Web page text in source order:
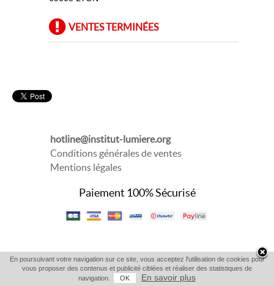
VENTES TERMINÉES
hotline@institut-lumiere.org
Conditions générales de ventes
Mentions légales
Paiement 100% Sécurisé
En poursuivant votre navigation sur ce site, vous acceptez l'utilisation de cookies pour
vous proposer des contenus et publicité ciblées et réaliser des statistiques de
navigation.
OK En savoir plus